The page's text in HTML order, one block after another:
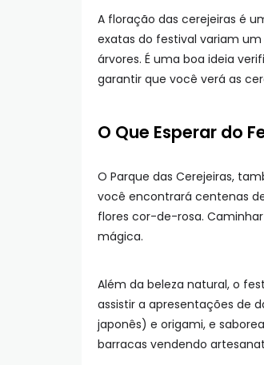
A floração das cerejeiras é
exatas do festival variam
árvores. É uma boa ideia
garantir que você verá as
O Que Esperar do
O Parque das Cerejeiras,
você encontrará centenas
flores cor-de-rosa.
mágica.
Além da beleza natural, o
assistir a apresentações de
japonês) e origami, e
barracas vendendo